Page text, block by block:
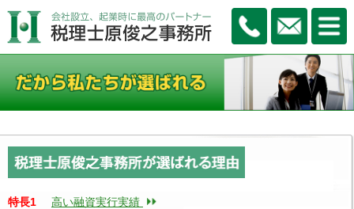
特長1
高い融資実行実績